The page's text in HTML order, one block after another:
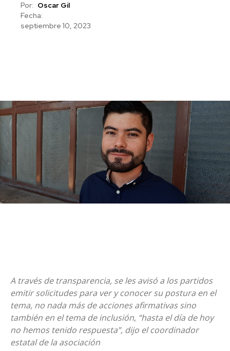
Por: Oscar Gil
Fecha:
septiembre 10, 2023
A través de transparencia, se les avisó a los partidos
emitir solicitudes para ver y conocer su postura en el
tema, no nada más de acciones afirmativas sino
también en el tema de inclusión, “hasta el día de hoy
no hemos tenido respuesta”, dijo el coordinador
estatal de la asociación